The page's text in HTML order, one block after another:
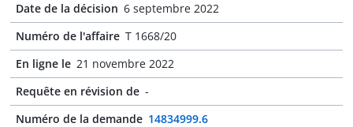
Date de la décision 6 septembre 2022
Numéro de l'affaire T 1668/20
En ligne le 21 novembre 2022
Requête en révision de -
Numéro de la demande 14834999.6